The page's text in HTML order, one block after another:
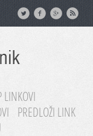
LINKOVI
PREDLOŽI LINK